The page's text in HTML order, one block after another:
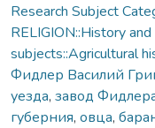
Research Subject
RELIGION::History
subjects::Agricultural
Фидлер Василий
уезда, завод
губерния, овца,